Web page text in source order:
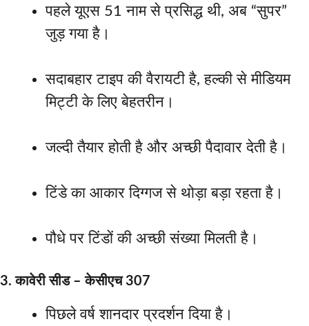
पहले यूएस 51 नाम से प्रसिद्ध थी, अब “सुपर”
जुड़ गया है।
सदाबहार टाइप की वैरायटी है, हल्की से मीडियम
मिट्टी के लिए बेहतरीन।
जल्दी तैयार होती है और अच्छी पैदावार देती है।
टिंडे का आकार दिग्गज से थोड़ा बड़ा रहता है।
पौधे पर टिंडों की अच्छी संख्या मिलती है।
3. कावेरी सीड – केसीएच 307
पिछले वर्ष शानदार प्रदर्शन दिया है।